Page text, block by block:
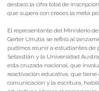
destacó la cifra total de
que supera con creces la meta
El representante del Ministerio
Gerter Urrutia se refirió al
pudimos reunir a estudiantes de
Sebastián y la Universidad
esta cruzada nacional, que
reactivación educativa, que tiene
comunicación y la escritura,